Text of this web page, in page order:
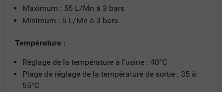
Maximum : 55 L/Mn à 3 bars
Minimum : 5 L/Mn à 3 bars
Température :
Réglage de la température à l'usine : 40°C
Plage de réglage de la température de sortie : 35 à
55°C